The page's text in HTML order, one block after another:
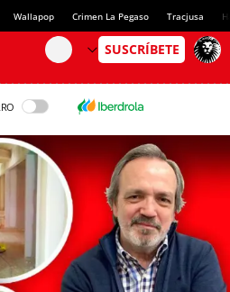
Wallapop Crimen La Pegaso Tracjusa